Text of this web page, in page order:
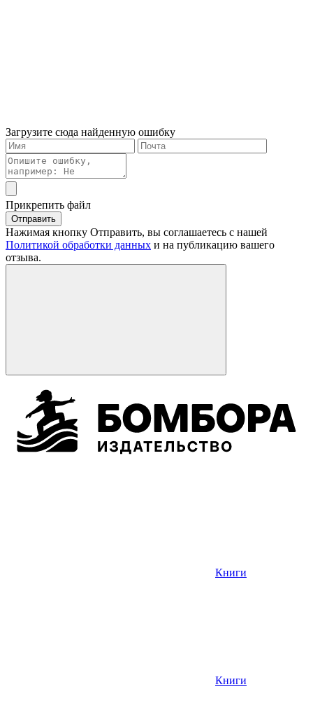
Загрузите сюда найденную ошибку
Прикрепить файл
Отправить
Нажимая кнопку Отправить, вы соглашаетесь с нашей
Политикой обработки данных и на публикацию вашего
отзыва.
Книги
Книги